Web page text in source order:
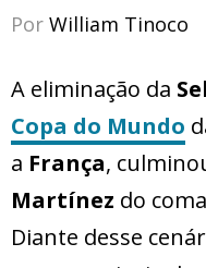
Por William Tinoco
A eliminação da
Copa do Mundo
a França,
Martínez do
Diante desse